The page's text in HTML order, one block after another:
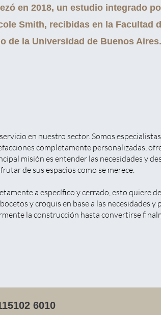
en 2018, un estudio integrado
Smith, recibidas en la Facultad
de la Universidad de Buenos Aires.
en nuestro sector. Somos
completamente personalizadas,
misión es entender las necesidades y
de sus espacios como se merece.
a específico y cerrado, esto quiere
y croquis en base a las necesidades y
la construcción hasta convertirse
6010